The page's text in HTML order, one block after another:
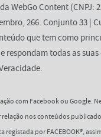
WebGo Content (CNPJ:
266. Conjunto 33 |
que tem como
respondam todas as
com Facebook ou Google.
nos conteúdos
registada por FACEBOOK®,